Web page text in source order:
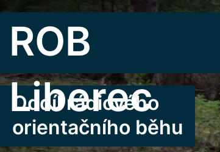
obsah
ROB
Liberec
Oddíl rádiového
orientačního běhu